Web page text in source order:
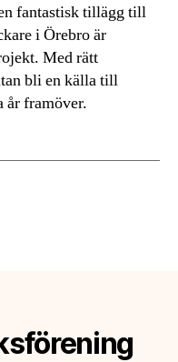
fantastisk tillägg till
i Örebro är
Med rätt
bli en källa till
år framöver.